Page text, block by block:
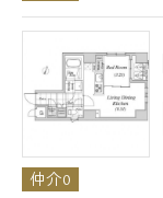
仲介0